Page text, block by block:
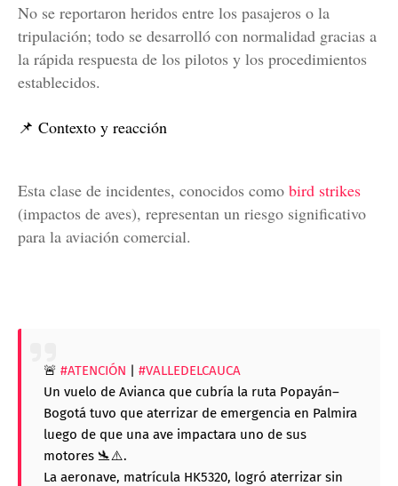
No se reportaron heridos entre los pasajeros o la
tripulación; todo se desarrolló con normalidad gracias a
la rápida respuesta de los pilotos y los procedimientos
establecidos.
📌 Contexto y reacción
Esta clase de incidentes, conocidos como bird strikes
(impactos de aves), representan un riesgo significativo
para la aviación comercial.
🚨 #ATENCIÓN | #VALLEDELCAUCA
Un vuelo de Avianca que cubría la ruta Popayán–
Bogotá tuvo que aterrizar de emergencia en Palmira
luego de que una ave impactara uno de sus
motores 🛬⚠️.
La aeronave, matrícula HK5320, logró aterrizar sin